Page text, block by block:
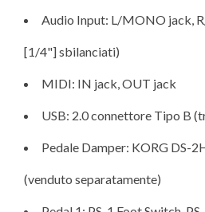
Audio Input: L/MONO jack,
[1/4"] sbilanciati)
MIDI: IN jack, OUT jack
USB: 2.0 connettore Tipo B
Pedale Damper: KORG DS-
(venduto separatamente)